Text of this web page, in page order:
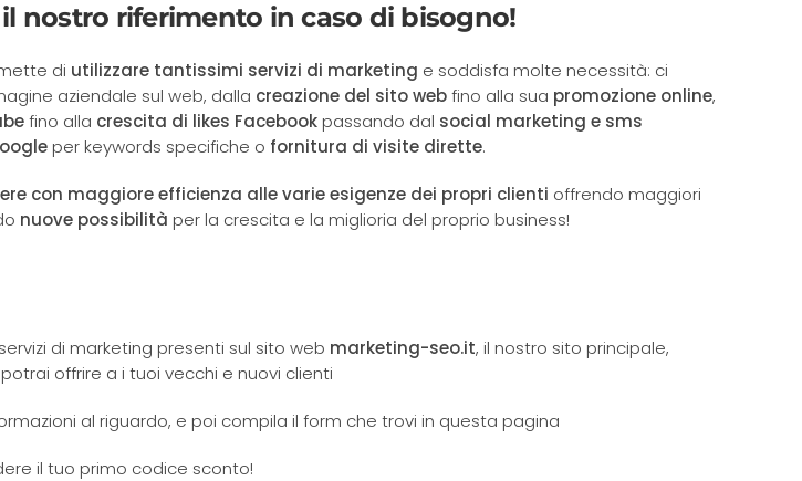
nostro riferimento in caso di bisogno!
di utilizzare tantissimi servizi di marketing e soddisfa molte necessità: ci
aziendale sul web, dalla creazione del sito webfino alla sua promozione online,
fino alla crescita di likes Facebookpassando dal social marketing e sms
per keywords specifiche o fornitura di visite dirette.
con maggiore efficienza alle varie esigenze dei propri clienti offrendo maggiori
nuove possibilità per la crescita e la miglioria del proprio business!
di marketing presenti sul sito web marketing-seo.it, il nostro sito principale,
offrire a i tuoi vecchi e nuovi clienti
al riguardo, e poi compila il form che trovi in questa pagina
il tuo primo codice sconto!